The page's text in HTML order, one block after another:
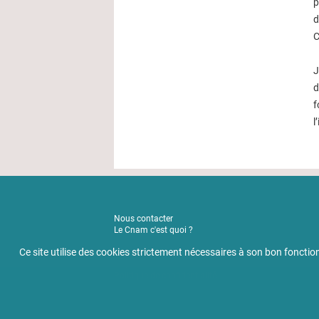
Nous contacter
Le Cnam c'est quoi ?
Mentions légales
Ce site utilise des cookies strictement nécessaires à son bon